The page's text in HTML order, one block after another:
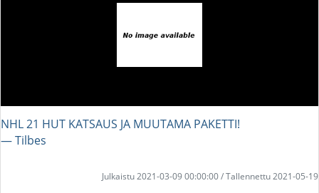
NHL 21 HUT KATSAUS JA MUUTAMA PAKETTI!
― Tilbes
Julkaistu 2021-03-09 00:00:00 / Tallennettu 2021-05-19